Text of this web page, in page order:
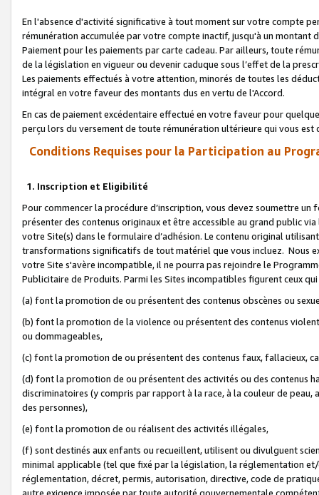
En l'absence d'activité significative à tout moment sur votre compte
rémunération accumulée par votre compte inactif, jusqu'à un montant
Paiement pour les paiements par carte cadeau. Par ailleurs, toute
de la législation en vigueur ou devenir caduque sous l’effet de la
Les paiements effectués à votre attention, minorés de toutes les
intégral en votre faveur des montants dus en vertu de l'Accord.
En cas de paiement excédentaire effectué en votre faveur pour
perçu lors du versement de toute rémunération ultérieure qui vous est
Conditions Requises pour la Participation au
1. Inscription et Eligibilité
Pour commencer la procédure d’inscription, vous devez soumettre
présenter des contenus originaux et être accessible au grand public
votre Site(s) dans le formulaire d’adhésion. Le contenu original
transformations significatifs de tout matériel que vous incluez. Nous
votre Site s'avère incompatible, il ne pourra pas rejoindre le
Publicitaire de Produits. Parmi les Sites incompatibles figurent ceux
(a) font la promotion de ou présentent des contenus obscènes ou
(b) font la promotion de la violence ou présentent des contenus
ou dommageables,
(c) font la promotion de ou présentent des contenus faux, fallacieux,
(d) font la promotion de ou présentent des activités ou des contenus
discriminatoires (y compris par rapport à la race, à la couleur de
des personnes),
(e) font la promotion de ou réalisent des activités illégales,
(f) sont destinés aux enfants ou recueillent, utilisent ou divulguent
minimal applicable (tel que fixé par la législation, la réglementation
réglementation, décret, permis, autorisation, directive, code de
autre exigence imposée par toute autorité gouvernementale